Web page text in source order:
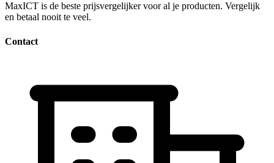
MaxICT is de beste prijsvergelijker voor al je producten. Vergelijk
en betaal nooit te veel.
Contact